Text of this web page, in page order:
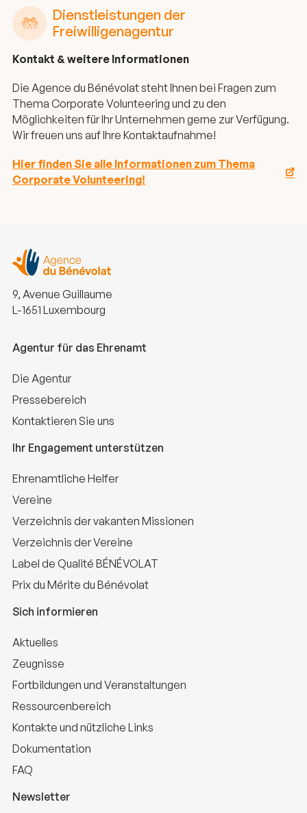
Dienstleistungen der
Freiwilligenagentur
Kontakt & weitere Informationen
Die Agence du Bénévolat steht Ihnen bei Fragen zum
Thema Corporate Volunteering und zu den
Möglichkeiten für Ihr Unternehmen gerne zur Verfügung.
Wir freuen uns auf Ihre Kontaktaufnahme!
Hier finden Sie alle Informationen zum Thema
Corporate Volunteering!
9, Avenue Guillaume
L-1651 Luxembourg
Agentur für das Ehrenamt
Die Agentur
Pressebereich
Kontaktieren Sie uns
Ihr Engagement unterstützen
Ehrenamtliche Helfer
Vereine
Verzeichnis der vakanten Missionen
Verzeichnis der Vereine
Label de Qualité BÉNÉVOLAT
Prix du Mérite du Bénévolat
Sich informieren
Aktuelles
Zeugnisse
Fortbildungen und Veranstaltungen
Ressourcenbereich
Kontakte und nützliche Links
Dokumentation
FAQ
Newsletter